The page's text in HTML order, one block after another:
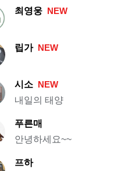
최영웅 NEW
립가 NEW
시소 NEW
내일의 태양
푸른매
안녕하세요~~
프하